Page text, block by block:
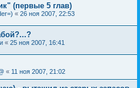
(первые 5 глав)
« 26 ноя 2007, 22:53
« 25 ноя 2007, 16:41
« 11 ноя 2007, 21:02